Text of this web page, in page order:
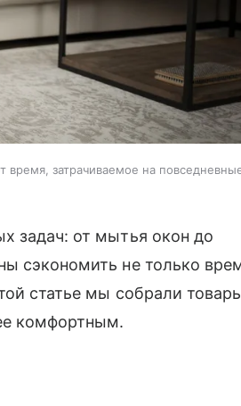
затрачиваемое на
задач: от мытья окон до
сэкономить не только
статье мы собрали
комфортным.